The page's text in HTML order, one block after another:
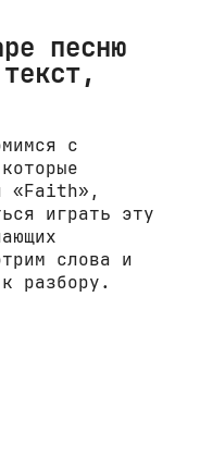
песню
с
«Faith»,
играть эту
слова и
разбору.